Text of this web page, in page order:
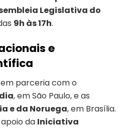
Legislativa do
9h às 17h.
e
parceria com o
, em São Paulo, e as
e da Noruega, em Brasília.
da Iniciativa